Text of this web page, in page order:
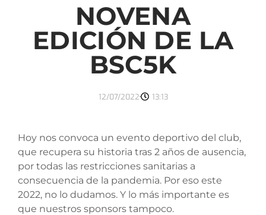
NOVENA
EDICIÓN DE LA
BSC5K
12/07/2022 13:13
Hoy nos convoca un evento deportivo del club,
que recupera su historia tras 2 años de ausencia,
por todas las restricciones sanitarias a
consecuencia de la pandemia. Por eso este
2022, no lo dudamos. Y lo más importante es
que nuestros sponsors tampoco.